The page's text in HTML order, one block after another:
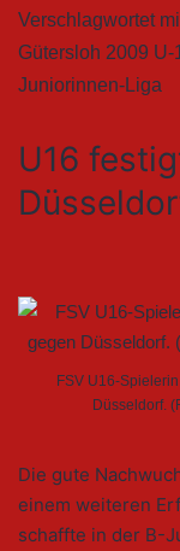
Verschlagwortet
Gütersloh 2009 U-
Juniorinnen-Liga
U16
FSV U16-
Düsseldorf.
Die gute
einem weiteren
schaffte in der B-